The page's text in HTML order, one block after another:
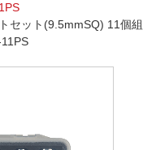
セット(9.5mmSQ) 11個組